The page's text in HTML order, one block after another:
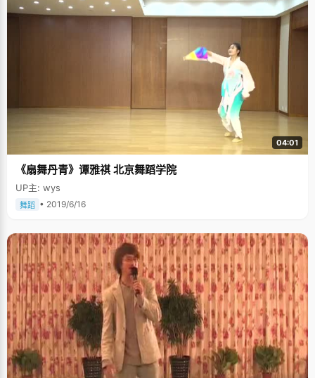
04:01
《扇舞丹青》谭雅祺 北京舞蹈学院
UP主: wys
舞蹈 • 2019/6/16